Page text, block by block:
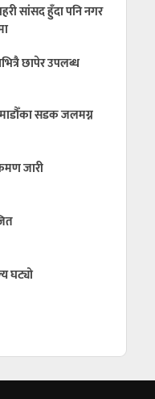
सांसद हुँदा पनि नगर
छापेर उपलब्ध
सडक जलमग्न
जारी
घट्यो